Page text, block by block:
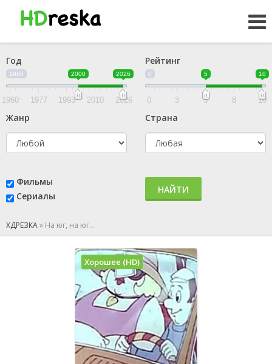
Год
1960 2000 2026
1960 1977 1993 2010 2026
Рейтинг
0 5 10
0 3 5 8 10
Жанр Страна
Фильмы
Сериалы
НАЙТИ
ХДРЕЗКА» На юг, на юг...
Хорошее (HD)